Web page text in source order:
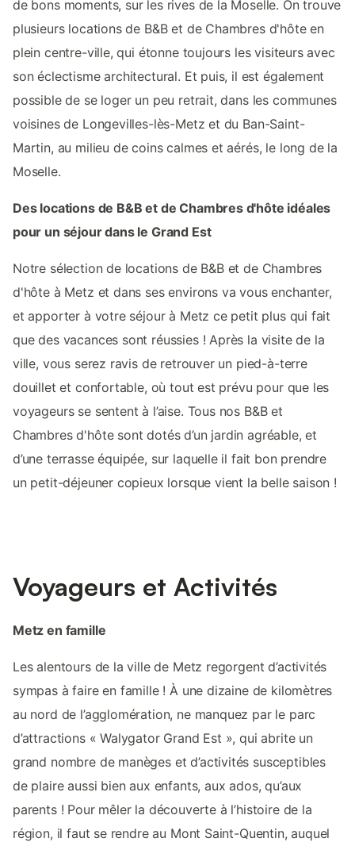
de bons moments, sur les rives de la Moselle. On trouve
plusieurs locations de B&B et de Chambres d'hôte en
plein centre-ville, qui étonne toujours les visiteurs avec
son éclectisme architectural. Et puis, il est également
possible de se loger un peu retrait, dans les communes
voisines de Longevilles-lès-Metz et du Ban-Saint-
Martin, au milieu de coins calmes et aérés, le long de la
Moselle.
Des locations de B&B et de Chambres d'hôte idéales
pour un séjour dans le Grand Est
Notre sélection de locations de B&B et de Chambres
d'hôte à Metz et dans ses environs va vous enchanter,
et apporter à votre séjour à Metz ce petit plus qui fait
que des vacances sont réussies ! Après la visite de la
ville, vous serez ravis de retrouver un pied-à-terre
douillet et confortable, où tout est prévu pour que les
voyageurs se sentent à l’aise. Tous nos B&B et
Chambres d'hôte sont dotés d’un jardin agréable, et
d’une terrasse équipée, sur laquelle il fait bon prendre
un petit-déjeuner copieux lorsque vient la belle saison !
Voyageurs et Activités
Metz en famille
Les alentours de la ville de Metz regorgent d’activités
sympas à faire en famille ! À une dizaine de kilomètres
au nord de l’agglomération, ne manquez par le parc
d’attractions « Walygator Grand Est », qui abrite un
grand nombre de manèges et d’activités susceptibles
de plaire aussi bien aux enfants, aux ados, qu’aux
parents ! Pour mêler la découverte à l’histoire de la
région, il faut se rendre au Mont Saint-Quentin, auquel